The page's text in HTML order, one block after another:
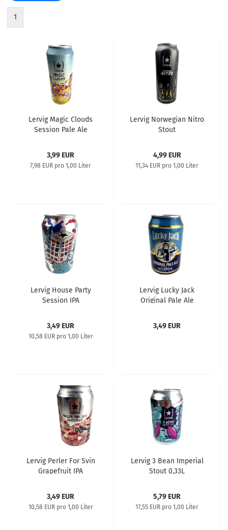
1
Lervig Magic Clouds
Session Pale Ale
3,99 EUR
7,98 EUR pro 1,00 Liter
Lervig Norwegian Nitro
Stout
4,99 EUR
11,34 EUR pro 1,00 Liter
Lervig House Party
Session IPA
3,49 EUR
10,58 EUR pro 1,00 Liter
Lervig Lucky Jack
Original Pale Ale
3,49 EUR
Lervig Perler For Svin
Grapefruit IPA
3,49 EUR
10,58 EUR pro 1,00 Liter
Lervig 3 Bean Imperial
Stout 0,33L
5,79 EUR
17,55 EUR pro 1,00 Liter